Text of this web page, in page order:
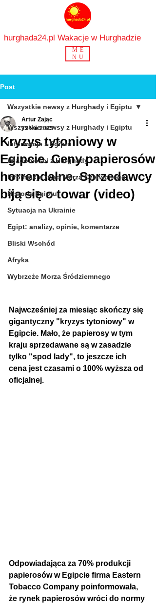
hurghada24.pl Wakacje w Hurghadzie
ME
NU
Post
Wszystkie newsy z Hurghady i Egiptu
Informacje z Egiptu
Wiadomości z Hurghady
Informacje znad Morza Czerwonego
Historia Egiptu
Sytuacja na Ukrainie
Egipt: analizy, opinie, komentarze
Bliski Wschód
Afryka
Wybrzeże Morza Śródziemnego
Wszystkie newsy z Hurghady i Egiptu
Kryzys tytoniowy w
Egipcie. Ceny papierosów
horrendalne. Sprzedawcy
biją się o towar (video)
Artur Zając
12 sie 2023
Najwcześniej za miesiąc skończy się
gigantyczny "kryzys tytoniowy" w
Egipcie. Mało, że papierosy w tym
kraju sprzedawane są w zasadzie
tylko "spod lady", to jeszcze ich
cena jest czasami o 100% wyższa od
oficjalnej.
Odpowiadająca za 70% produkcji
papierosów w Egipcie firma Eastern
Tobacco Company poinformowała,
że rynek papierosów wróci do normy